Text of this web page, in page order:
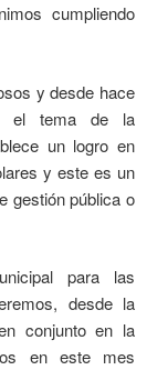
cumpliendo
y desde hace
el tema de la
un logro en
y este es un
gestión pública o
para las
desde la
conjunto en la
en este mes